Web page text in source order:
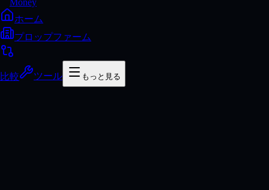
Money
ホーム
プロップファーム
比較 ツール もっと見る